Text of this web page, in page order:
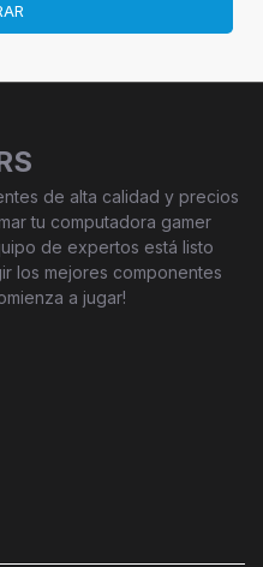
de alta calidad y precios
tu computadora gamer
de expertos está listo
los mejores componentes
a jugar!